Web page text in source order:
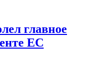
главное
ЕС